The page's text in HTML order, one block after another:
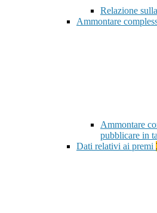
Relazione
Ammontare
Ammontare
pubblicare in
Dati relativi ai premi